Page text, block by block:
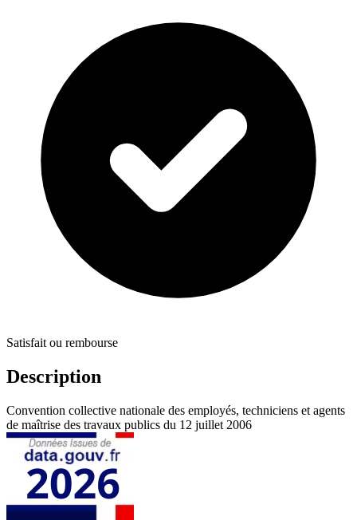
Satisfait ou rembourse
Description
Convention collective nationale des employés, techniciens et agents
de maîtrise des travaux publics du 12 juillet 2006